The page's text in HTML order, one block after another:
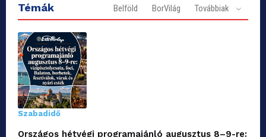
Témák Belföld BorVilág Továbbiak
Szabadidő
Országos hétvégi programajánló augusztus 8–9-re: